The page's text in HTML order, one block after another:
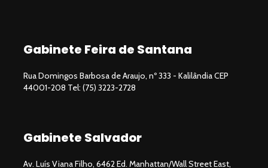
Gabinete Feira de Santana
Rua Domingos Barbosa de Araujo, nº 333 - Kalilândia CEP
44001-208 Tel: (75) 3223-2728
Gabinete Salvador
Av. Luís Viana Filho, 6462 Ed. Manhattan/Wall Street East,